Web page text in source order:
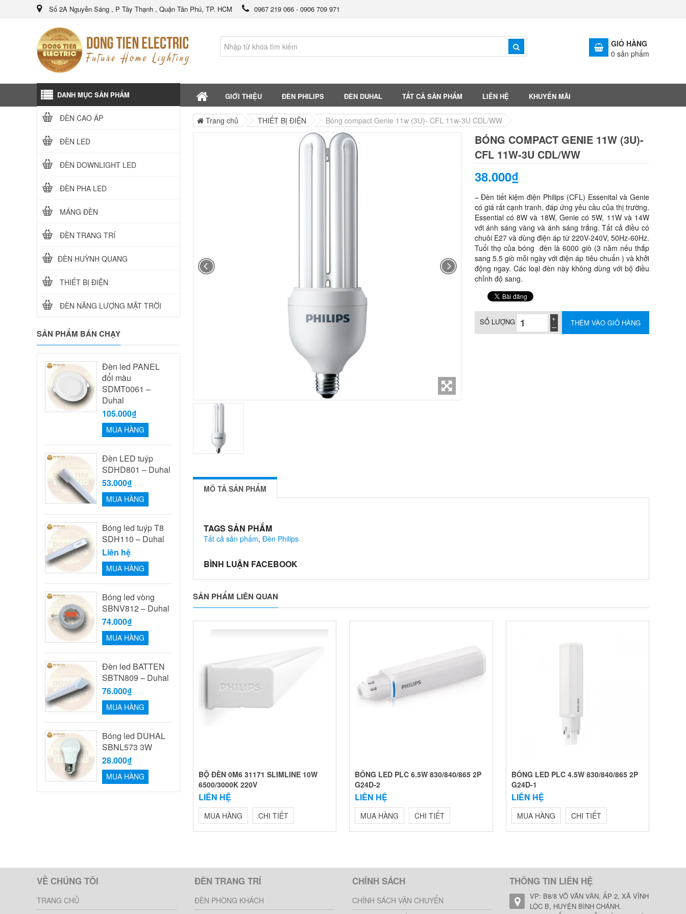
Số 2A Nguyễn Sáng , P Tây Thạnh , Quận Tân Phú, TP. HCM 0967 219 066 - 0906 709 971
GIỎ HÀNG
0 sản phẩm
GIỚI THIỆU ĐÈN PHILIPS ĐÈN DUHAL TẤT CẢ SẢN PHẨM LIÊN HỆ KHUYẾN MÃI
Trang chủ THIẾT BỊ ĐIỆN Bóng compact Genie 11w (3U)- CFL 11w-3U CDL/WW
BÓNG COMPACT GENIE 11W (3U)-
CFL 11W-3U CDL/WW
38.000₫
– Đèn tiết kiệm điện Philips (CFL) Essenital và Genie
có giá rất cạnh tranh, đáp ứng yêu cầu của thị trường.
Essential có 8W và 18W, Genie có 5W, 11W và 14W
với ánh sáng vàng và ánh sáng trắng. Tất cả điều có
chuôi E27 và dùng điện áp từ 220V-240V, 50Hz-60Hz.
Tuổi thọ của bóng đèn là 6000 giò (3 năm nếu thắp
sang 5.5 giò mỗi ngày với điện áp tiêu chuẩn ) và khởi
động ngay. Các loại đèn này không dùng với bộ điều
chỉnh độ sang.
SỐ LƯỢNG THÊM VÀO GIỎ HÀNG
MÔ TẢ SẢN PHẨM
TAGS SẢN PHẨM
Tất cả sản phẩm,Đèn Philips
BÌNH LUẬN FACEBOOK
SẢN PHẨM LIÊN QUAN
BỘ ĐÈN 0M6 31171 SLIMLINE 10W
6500/3000K 220V
LIÊN HỆ
MUA HÀNG CHI TIẾT
BÓNG LED PLC 6.5W 830/840/865 2P
G24D-2
LIÊN HỆ
MUA HÀNG CHI TIẾT
BÓNG LED PLC 4.5W 830/840/865 2P
G24D-1
LIÊN HỆ
MUA HÀNG CHI TIẾT
DANH MỤC SẢN PHẨM
ĐÈN CAO ÁP
ĐÈN LED
ĐÈN DOWNLIGHT LED
ĐÈN PHA LED
MÁNG ĐÈN
ĐÈN TRANG TRÍ
ĐÈN HUỲNH QUANG
THIẾT BỊ ĐIỆN
ĐÈN NĂNG LƯỢNG MẶT TRỜI
SẢN PHẨM BÁN CHẠY
Đèn led PANEL
đổi màu
SDMT0061 –
Duhal
105.000₫
MUA HÀNG
Đèn LED tuýp
SDHD801 – Duhal
53.000₫
MUA HÀNG
Bóng led tuýp T8
SDH110 – Duhal
Liên hệ
MUA HÀNG
Bóng led vòng
SBNV812 – Duhal
74.000₫
MUA HÀNG
Đèn led BATTEN
SBTN809 – Duhal
76.000₫
MUA HÀNG
Bóng led DUHAL
SBNL573 3W
28.000₫
MUA HÀNG
VỀ CHÚNG TÔI
TRANG CHỦ
ĐÈN TRANG TRÍ
ĐÈN PHÒNG KHÁCH
CHÍNH SÁCH
CHÍNH SÁCH VẬN CHUYỂN
THÔNG TIN LIÊN HỆ
VP: B8/8 VÕ VĂN VÂN, ẤP 2, XÃ VĨNH
LỘC B, HUYỆN BÌNH CHÁNH.